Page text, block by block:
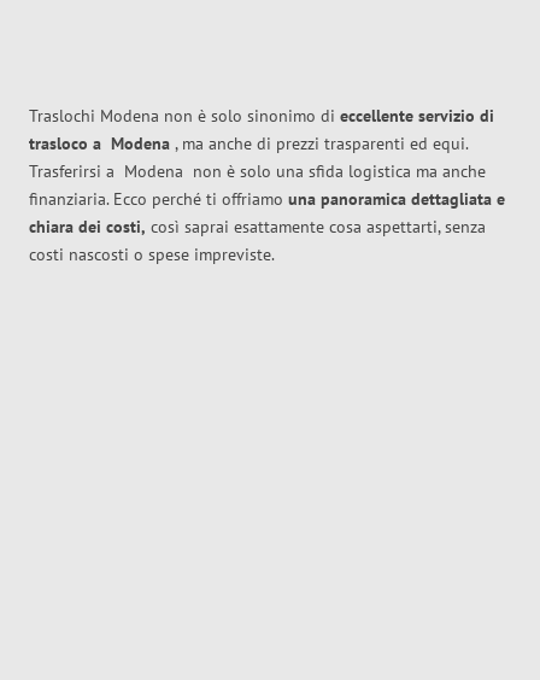
Traslochi Modena non è solo sinonimo di eccellente servizio di
trasloco a Modena , ma anche di prezzi trasparenti ed equi.
Trasferirsi a Modena non è solo una sfida logistica ma anche
finanziaria. Ecco perché ti offriamo una panoramica dettagliata e
chiara dei costi, così saprai esattamente cosa aspettarti, senza
costi nascosti o spese impreviste.